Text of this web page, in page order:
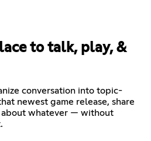
to talk, play, &
conversation into topic-
newest game release, share
whatever — without